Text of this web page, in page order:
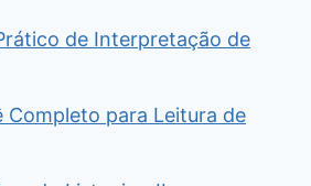
de Interpretação de
Completo para Leitura de